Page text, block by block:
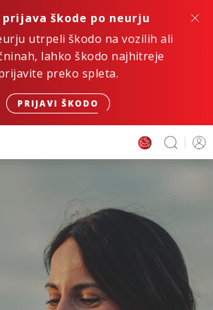
škode po neurju
utrpeli škodo na vozilih ali
lahko škodo najhitreje
preko spleta.
PRIJAVI ŠKODO
Digitalno.
AVTOMOBILA